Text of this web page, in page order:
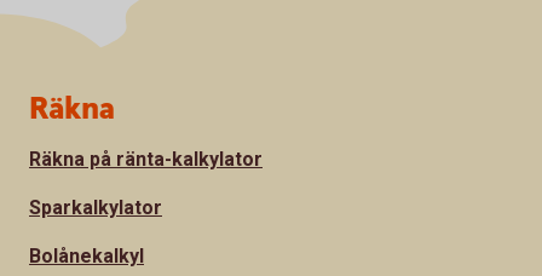
Sidfot
Räkna
Räkna på ränta-kalkylator
Sparkalkylator
Bolånekalkyl